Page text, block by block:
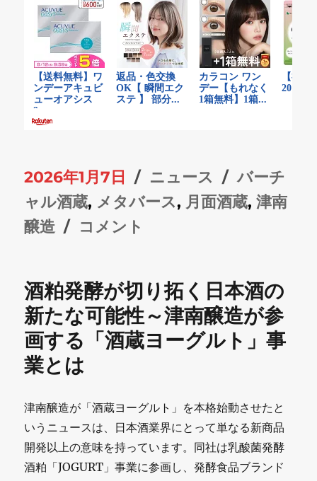
投
稿
日:
2026年1月7日
カ
テ
ニュース
タ
グ
バーチ
ャル酒蔵, メタバース, 月面酒蔵,津南
醸造
津
造
が
メ
タ
バ
ー
ス
上
コメント
酒粕発酵が切り拓く日本酒の
新たな可能性～津南醸造が参
画する「酒蔵ヨーグルト」事
業とは
津南醸造が「酒蔵ヨーグルト」を本格始動させたと
いうニュースは、日本酒業界にとって単なる新商品
開発以上の意味を持っています。同社は乳酸菌発酵
酒粕「JOGURT」事業に参画し、発酵食品ブランド